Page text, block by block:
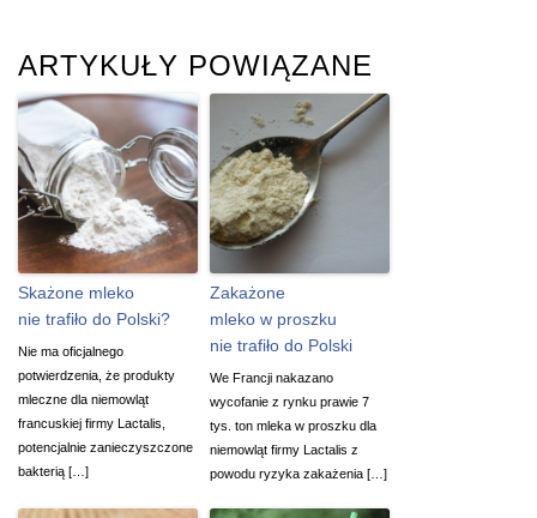
ARTYKUŁY POWIĄZANE
Skażone mleko
nie trafiło do Polski?
Nie ma oficjalnego
potwierdzenia, że produkty
mleczne dla niemowląt
francuskiej firmy Lactalis,
potencjalnie zanieczyszczone
bakterią […]
Zakażone
mleko w proszku
nie trafiło do Polski
We Francji nakazano
wycofanie z rynku prawie 7
tys. ton mleka w proszku dla
niemowląt firmy Lactalis z
powodu ryzyka zakażenia […]